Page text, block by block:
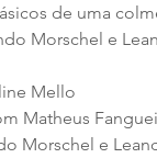
de uma
Morschel e
Mello
Matheus
Morschel e